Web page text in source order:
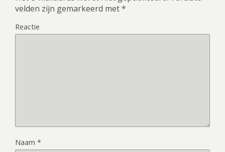
velden zijn gemarkeerd met*
Reactie
Naam *